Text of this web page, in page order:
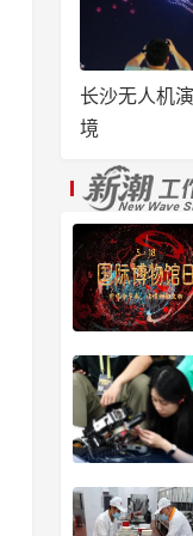
长沙无人机
境